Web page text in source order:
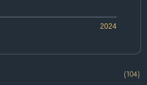
2024
(104)